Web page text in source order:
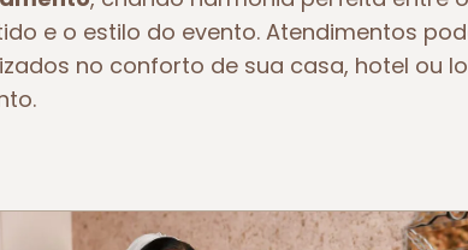
e o estilo do evento. Atendimentos
no conforto de sua casa, hotel ou